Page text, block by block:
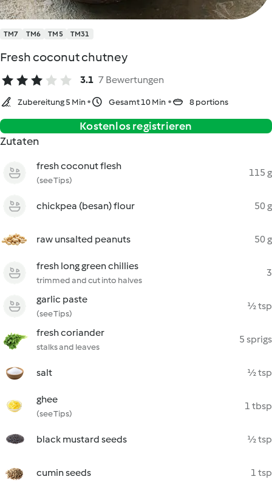
TM7 TM6 TM5 TM31
Fresh coconut chutney
3.1 7 Bewertungen
Zubereitung 5 Min Gesamt 10 Min 8 portions
Kostenlos registrieren
Zutaten
fresh coconut flesh
(see Tips)
115 g
chickpea (besan) flour 50 g
raw unsalted peanuts 50 g
fresh long green chillies
trimmed and cut into halves
3
garlic paste
(see Tips)
½ tsp
fresh coriander
stalks and leaves
5 sprigs
salt ½ tsp
ghee
(see Tips)
1 tbsp
black mustard seeds ½ tsp
cumin seeds 1 tsp